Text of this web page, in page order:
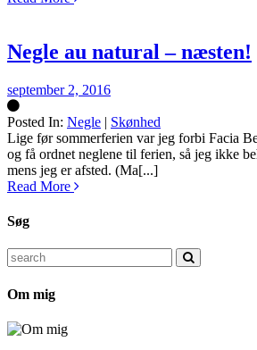
Negle au natural – næsten!
september 2, 2016
Posted In: Negle | Skønhed
Silke
Lige før sommerferien var jeg forbi Facia
og få ordnet neglene til ferien, så jeg ikke
mens jeg er afsted. (Ma[...]
Read More
Søg
Search
for:
Om mig